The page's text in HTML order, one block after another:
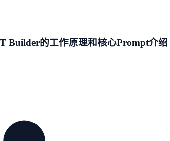
Builder的工作原理和核心Prompt介绍